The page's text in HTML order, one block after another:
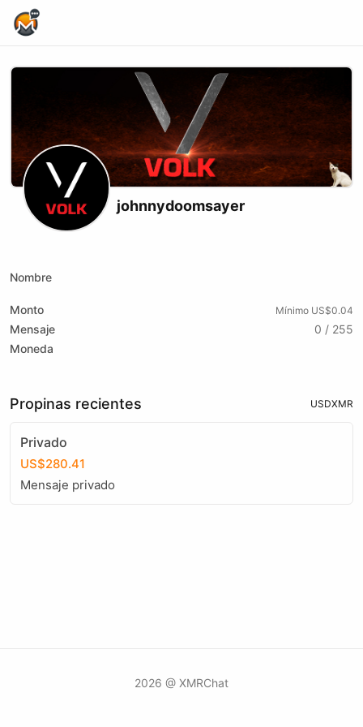
johnnydoomsayer
Nombre
Monto Mínimo US$0.04
Mensaje
0 / 255
Moneda
Propinas recientes USDXMR
Privado
US$280.41
Mensaje privado
2026 @ XMRChat